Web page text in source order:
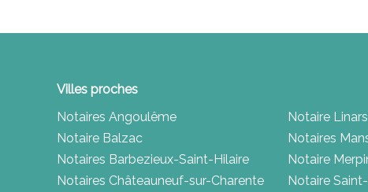
Villes proches
Notaires Angoulême
Notaire Balzac
Notaires Barbezieux-Saint-Hilaire
Notaires Châteauneuf-sur-Charente
Notaire Linars
Notaires
Notaire
Notaire